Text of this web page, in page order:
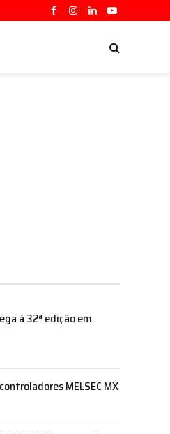
Facebook
Instagram
LinkedInYouTube
à 32ª edição em
MELSEC MX